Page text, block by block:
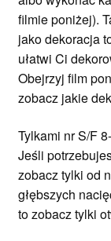
filmie poniżej).
jako dekoracja
ułatwi Ci
Obejrzyj film
zobacz jakie
Tylkami nr S/F
Jeśli
zobacz tylki od
głębszych
to zobacz tylki